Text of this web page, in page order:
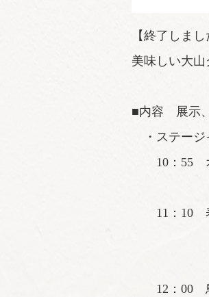
【終了しまし
美味しい大
■内容 展示
・ステージ
10：55 オ
鳥取県
11：10
自然公
大山フ
12：00 鳥